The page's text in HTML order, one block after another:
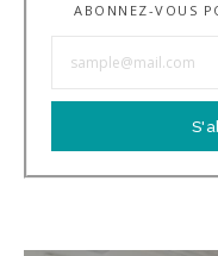
ABONNEZ-VOUS